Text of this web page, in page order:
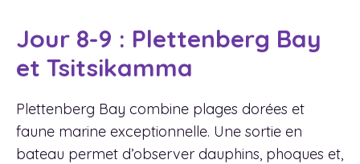
Jour 8-9 : Plettenberg Bay
et Tsitsikamma
Plettenberg Bay combine plages dorées et
faune marine exceptionnelle. Une sortie en
bateau permet d’observer dauphins, phoques et,